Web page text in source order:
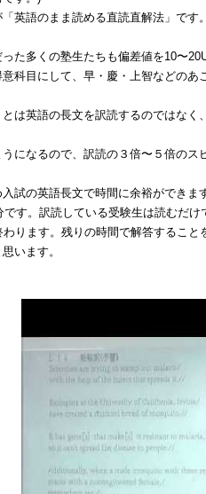
英語のまま読める直読直解法」です。
た多くの塾生たちも偏差値を10〜
科目にして、早・慶・上智などのあ
とは英語の長文を訳読するのではな
になるので、訳読の３倍〜５倍のス
試の英語長文で時間に余裕ができ
です。訳読している受験生は読むだ
ります。残りの時間で解答するこ
います。